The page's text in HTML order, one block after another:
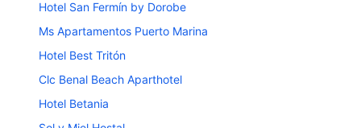
Hotel San Fermín by Dorobe
Ms Apartamentos Puerto Marina
Hotel Best Tritón
Clc Benal Beach Aparthotel
Hotel Betania